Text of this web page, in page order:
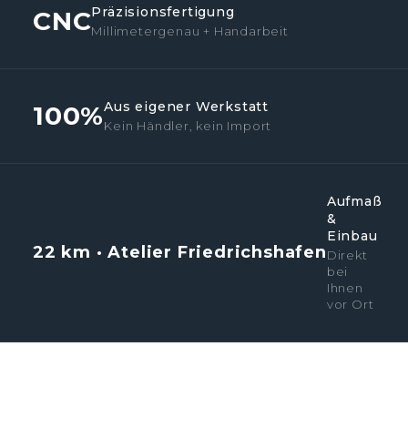
CNCPräzisionsfertigung
Millimetergenau + Handarbeit
100%Aus eigener Werkstatt
Kein Händler, kein Import
22 km · Atelier Friedrichshafen
Aufmaß
&
Einbau
Direkt
bei
Ihnen
vor Ort